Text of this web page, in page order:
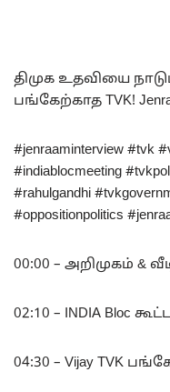
திமுக உதவியை
பங்கேற்காத TVK!
#jenraaminterview #tvk
#indiablocmeeting
#rahulgandhi
#oppositionpolitics
00:00 – அறிமுகம் &
02:10 – INDIA Bloc
04:30 – Vijay TVK